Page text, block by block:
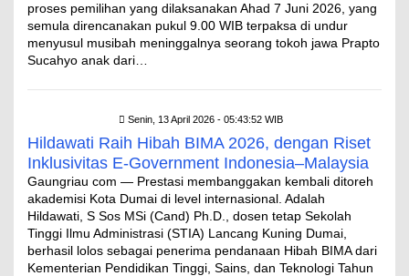
proses pemilihan yang dilaksanakan Ahad 7 Juni 2026, yang
semula direncanakan pukul 9.00 WIB terpaksa di undur
menyusul musibah meninggalnya seorang tokoh jawa Prapto
Sucahyo anak dari…
Senin, 13 April 2026 - 05:43:52 WIB
Hildawati Raih Hibah BIMA 2026, dengan Riset
Inklusivitas E-Government Indonesia–Malaysia
Gaungriau com — Prestasi membanggakan kembali ditoreh
akademisi Kota Dumai di level internasional. Adalah
Hildawati, S Sos MSi (Cand) Ph.D., dosen tetap Sekolah
Tinggi Ilmu Administrasi (STIA) Lancang Kuning Dumai,
berhasil lolos sebagai penerima pendanaan Hibah BIMA dari
Kementerian Pendidikan Tinggi, Sains, dan Teknologi Tahun